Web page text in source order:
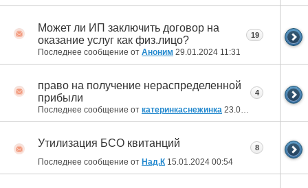
Может ли ИП заключить договор на
оказание услуг как физ.лицо?
Последнее сообщение от Аноним 29.01.2024 11:31
19
право на получение нераспределенной
прибыли
Последнее сообщение от катеринкаснежинка 23.01.2024
4
Утилизация БСО квитанций
Последнее сообщение от Над.К 15.01.2024 00:54
8